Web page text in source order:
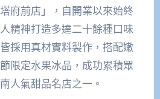
府前店」，自開業以來始終
精神打造多達二十餘種口味
採用真材實料製作，搭配嫩
限定水果冰品，成功累積眾
人氣甜品名店之一。